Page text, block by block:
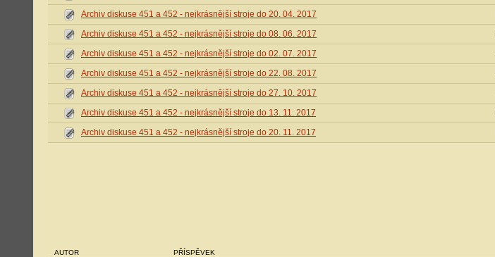
Archiv diskuse 451 a 452 - nejkrásnější stroje do 20. 04. 2017
Archiv diskuse 451 a 452 - nejkrásnější stroje do 08. 06. 2017
Archiv diskuse 451 a 452 - nejkrásnější stroje do 02. 07. 2017
Archiv diskuse 451 a 452 - nejkrásnější stroje do 22. 08. 2017
Archiv diskuse 451 a 452 - nejkrásnější stroje do 27. 10. 2017
Archiv diskuse 451 a 452 - nejkrásnější stroje do 13. 11. 2017
Archiv diskuse 451 a 452 - nejkrásnější stroje do 20. 11. 2017
AUTOR PŘÍSPĚVEK